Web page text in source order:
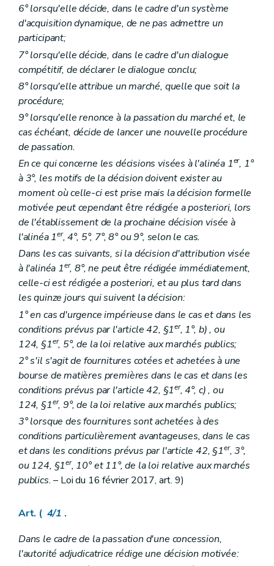
6° lorsqu'elle décide, dans le cadre d'un système
d'acquisition dynamique, de ne pas admettre un
participant;
7° lorsqu'elle décide, dans le cadre d'un dialogue
compétitif, de déclarer le dialogue conclu;
8° lorsqu'elle attribue un marché, quelle que soit la
procédure;
9° lorsqu'elle renonce à la passation du marché et, le
cas échéant, décide de lancer une nouvelle procédure
de passation.
En ce qui concerne les décisions visées à l'alinéa 1er, 1°
à 3°, les motifs de la décision doivent exister au
moment où celle-ci est prise mais la décision formelle
motivée peut cependant être rédigée a posteriori, lors
de l'établissement de la prochaine décision visée à
l'alinéa 1er, 4°, 5°, 7°, 8° ou 9°, selon le cas.
Dans les cas suivants, si la décision d'attribution visée
à l'alinéa 1er, 8°, ne peut être rédigée immédiatement,
celle-ci est rédigée a posteriori, et au plus tard dans
les quinze jours qui suivent la décision:
1° en cas d'urgence impérieuse dans le cas et dans les
conditions prévus par l'article 42, §1er, 1°, b), ou
124, §1er, 5°, de la loi relative aux marchés publics;
2° s'il s'agit de fournitures cotées et achetées à une
bourse de matières premières dans le cas et dans les
conditions prévus par l'article 42, §1er, 4°, c), ou
124, §1er, 9°, de la loi relative aux marchés publics;
3° lorsque des fournitures sont achetées à des
conditions particulièrement avantageuses, dans le cas
et dans les conditions prévus par l'article 42, §1er, 3°,
ou 124, §1er, 10° et 11°, de la loi relative aux marchés
publics.– Loi du 16 février 2017, art. 9)
Art. ( 4/1 .
Dans le cadre de la passation d'une concession,
l'autorité adjudicatrice rédige une décision motivée: